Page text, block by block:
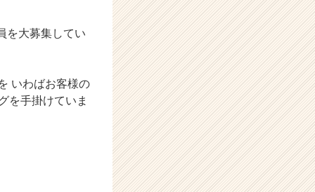
を大募集してい
いわばお客様の
を手掛けていま